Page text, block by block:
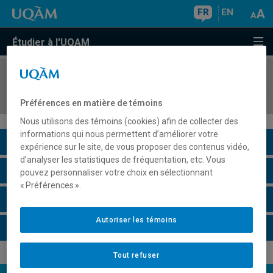
FR EN
Étudier à l'UQAM
COURS//
Description du cours
Horaire - Été 2026
Préférences en matière de témoins
Nous utilisons des témoins (cookies) afin de collecter des
informations qui nous permettent d’améliorer votre
expérience sur le site, de vous proposer des contenus vidéo,
d’analyser les statistiques de fréquentation, etc. Vous
pouvez personnaliser votre choix en sélectionnant
« Préférences ».
Tout refuser
Autoriser les témoins